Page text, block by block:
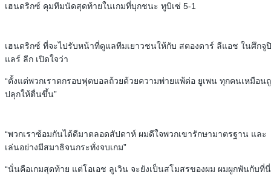
เฮนดริกซ์ คุมทีมนัดสุดท้ายในเกมที่บุกชนะ ทูบิเซ่ 5-1
เฮนดริกซ์ ที่จะไปรับหน้าที่ดูแลทีมเยาวชนให้กับ สตองดาร์ ลีแอช ในศึกจูปิ
แลร์ ลีก เปิดใจว่า
“ตั้งแต่พวกเราตกรอบฟุตบอลถ้วยด้วยความพ่ายแพ้ต่อ ยูเพน ทุกคนเหมือน
ปลุกให้ตื่นขึ้น”
“พวกเราซ้อมกันได้ดีมาตลอดสัปดาห์ ผมดีใจพวกเขารักษามาตรฐาน และ
เล่นอย่างมีสมาธิจนกระทั่งจบเกม”
“นั่นคือเกมสุดท้าย แต่โอเอช ลูเวิน จะยังเป็นสโมสรของผม ผมผูกพันกับที่นี่